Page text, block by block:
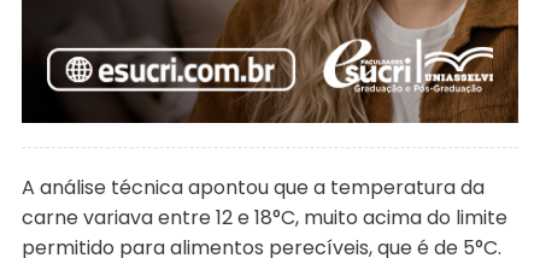
A análise técnica apontou que a temperatura da
carne variava entre 12 e 18°C, muito acima do limite
permitido para alimentos perecíveis, que é de 5°C.